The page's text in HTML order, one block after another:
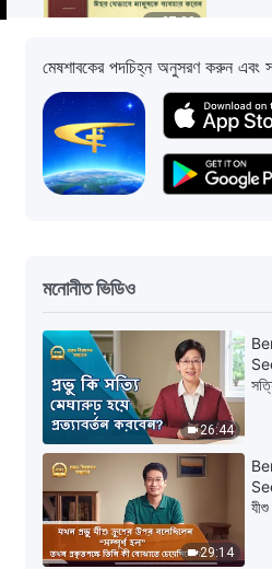
07:23
19:12
আদেশসমূহ
24:56
29:10
কার্যকে জানা
ততটাই
মেষশাবকের পদচিহ্ন অনুসরণ করুন
মনোনীত ভিডিও
26:44
29:14